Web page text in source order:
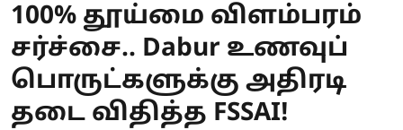
100% தூய்மை விளம்பரம்
சர்ச்சை.. Dabur உணவுப்
பொருட்களுக்கு அதிரடி
தடை விதித்த FSSAI!